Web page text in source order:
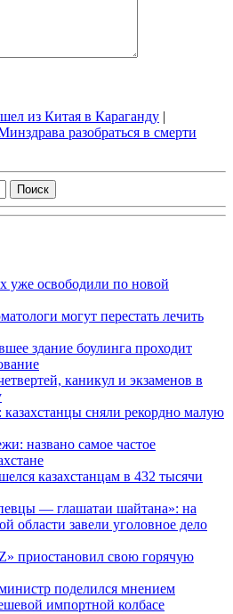
из Китая в Караганду |
разобраться в смерти
уже освободили по новой
могут перестать лечить
здание боулинга проходит
каникул и экзаменов в
сняли рекордно малую
названо самое частое
казахстанцам в 432 тысячи
— глашатаи шайтана»: на
области завели уголовное дело
приостановил свою горячую
поделился мнением
импортной колбасе